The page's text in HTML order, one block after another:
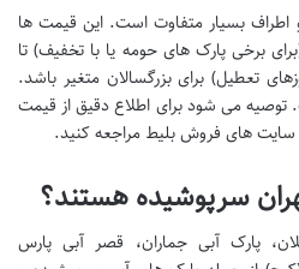
اطراف بسیار متفاوت است. این قیمت ها
حدود ۱۲۰,۰۰۰ تومان (برای برخی پارک های حومه یا با تخفیف) تا
روزهای تعطیل) برای بزرگسالان متغیر باشد.
توصیه می شود برای اطلاع دقیق از قیمت
سایت های فروش بلیط مراجعه کنید.
سرپوشیده هستند؟
پارک آبی جماران، قصر آبی پارس